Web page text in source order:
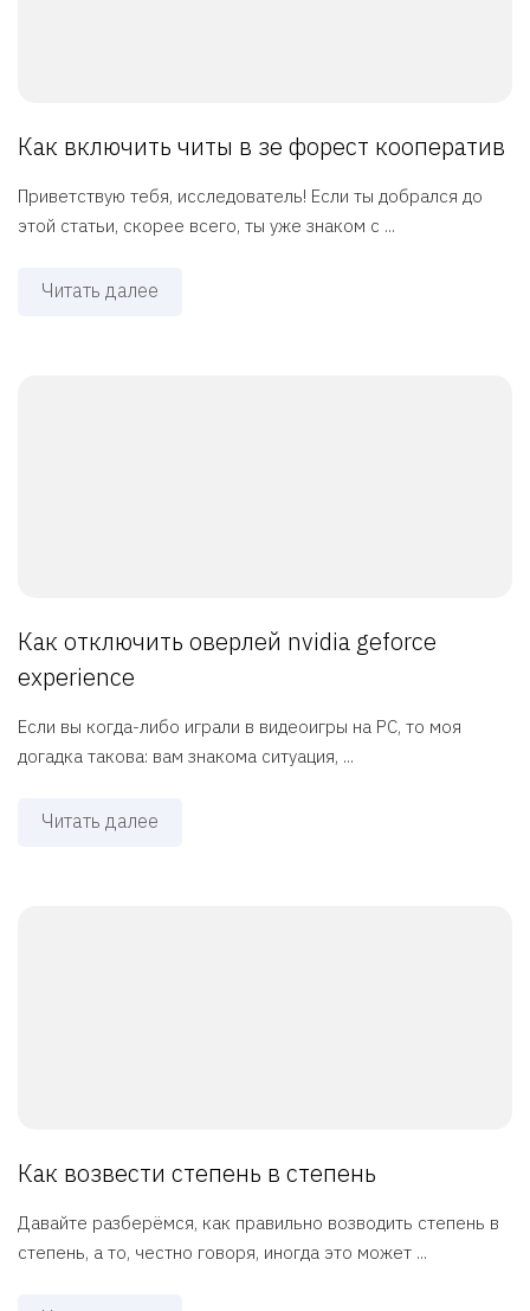
Как включить читы в зе форест кооператив
Приветствую тебя, исследователь! Если ты добрался до
этой статьи, скорее всего, ты уже знаком с ...
Читать далее
Как отключить оверлей nvidia geforce
experience
Если вы когда-либо играли в видеоигры на PC, то моя
догадка такова: вам знакома ситуация, ...
Читать далее
Как возвести степень в степень
Давайте разберёмся, как правильно возводить степень в
степень, а то, честно говоря, иногда это может ...